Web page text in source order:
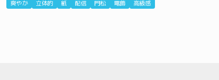
爽やか
立体的 紙 配信 門松 電飾 高級感